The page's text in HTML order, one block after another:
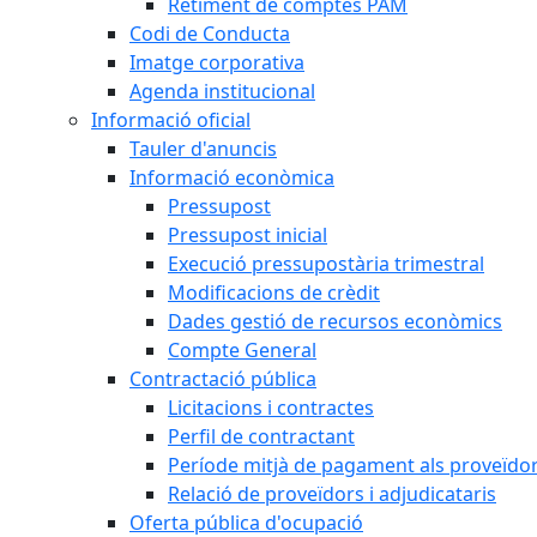
Codi de Conducta
Imatge corporativa
Agenda institucional
Informació oficial
Tauler d'anuncis
Informació econòmica
Pressupost
Pressupost inicial
Execució pressupostària trimestral
Modificacions de crèdit
Dades gestió de recursos econòmics
Compte General
Contractació pública
Licitacions i contractes
Perfil de contractant
Període mitjà de pagament als
Relació de proveïdors i adjudicataris
Oferta pública d'ocupació